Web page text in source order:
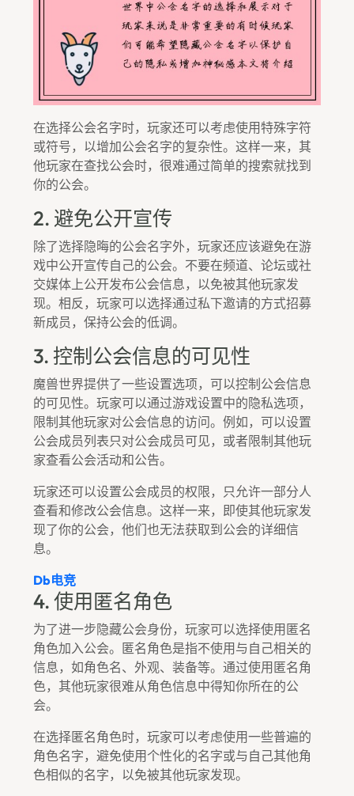
在选择公会名字时，玩家还可以考虑使用特殊字符
或符号，以增加公会名字的复杂性。这样一来，其
他玩家在查找公会时，很难通过简单的搜索就找到
你的公会。
2. 避免公开宣传
除了选择隐晦的公会名字外，玩家还应该避免在游
戏中公开宣传自己的公会。不要在频道、论坛或社
交媒体上公开发布公会信息，以免被其他玩家发
现。相反，玩家可以选择通过私下邀请的方式招募
新成员，保持公会的低调。
3. 控制公会信息的可见性
魔兽世界提供了一些设置选项，可以控制公会信息
的可见性。玩家可以通过游戏设置中的隐私选项，
限制其他玩家对公会信息的访问。例如，可以设置
公会成员列表只对公会成员可见，或者限制其他玩
家查看公会活动和公告。
玩家还可以设置公会成员的权限，只允许一部分人
查看和修改公会信息。这样一来，即使其他玩家发
现了你的公会，他们也无法获取到公会的详细信
息。
Db电竞
4. 使用匿名角色
为了进一步隐藏公会身份，玩家可以选择使用匿名
角色加入公会。匿名角色是指不使用与自己相关的
信息，如角色名、外观、装备等。通过使用匿名角
色，其他玩家很难从角色信息中得知你所在的公
会。
在选择匿名角色时，玩家可以考虑使用一些普遍的
角色名字，避免使用个性化的名字或与自己其他角
色相似的名字，以免被其他玩家发现。